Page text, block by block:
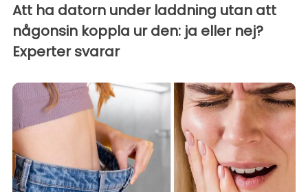
Att ha datorn under laddning utan att
någonsin koppla ur den: ja eller nej?
Experter svarar